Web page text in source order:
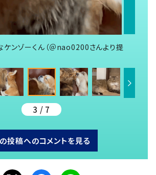
ケンゾーくん（＠nao0200さんより提
3 / 7
投稿へのコメントを見る